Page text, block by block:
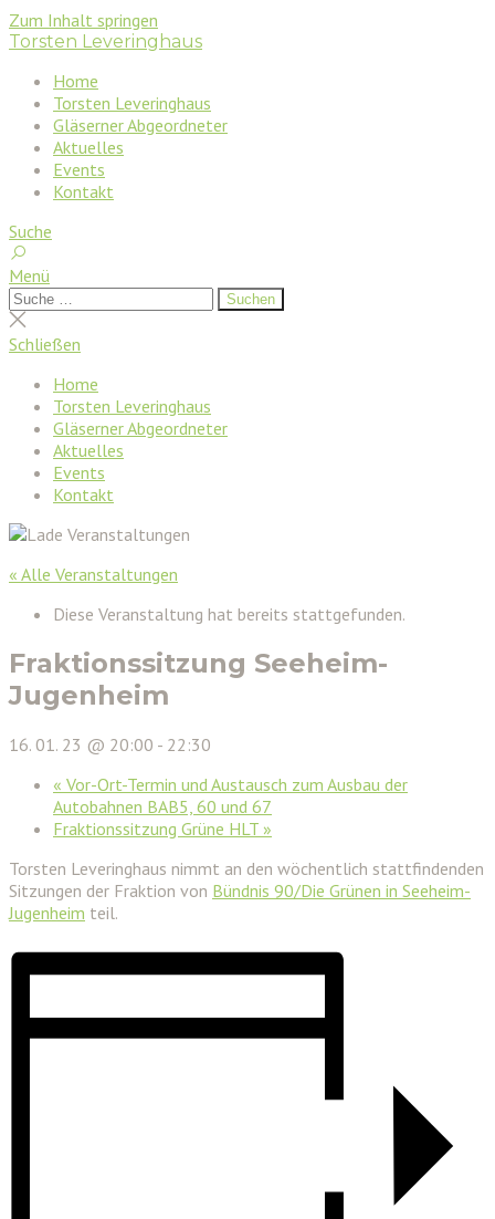
Zum Inhalt springen
Torsten Leveringhaus
Home
Torsten Leveringhaus
Gläserner Abgeordneter
Aktuelles
Events
Kontakt
Suche
Menü
Suchen
nach:
Suchen
Suche
schließen
Schließen
Home
Torsten Leveringhaus
Gläserner Abgeordneter
Aktuelles
Events
Kontakt
« Alle Veranstaltungen
Diese Veranstaltung hat bereits stattgefunden.
Fraktionssitzung Seeheim-
Jugenheim
16. 01. 23 @ 20:00 - 22:30
« Vor-Ort-Termin und Austausch zum Ausbau der
Autobahnen BAB5, 60 und 67
Fraktionssitzung Grüne HLT »
Torsten Leveringhaus nimmt an den wöchentlich stattfindenden
Sitzungen der Fraktion von Bündnis 90/Die Grünen in Seeheim-
Jugenheim teil.